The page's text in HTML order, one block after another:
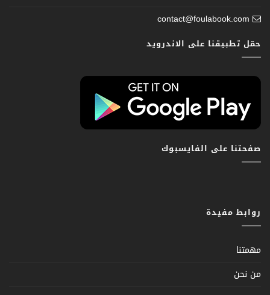
contact@foulabook.com
حمّل تطبيقنا على الاندرويد
صفحتنا على الفايسبوك
روابط مفيدة
مهمتنا
من نحن